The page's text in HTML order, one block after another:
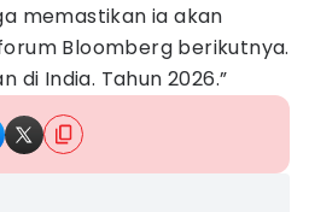
memastikan ia akan
Bloomberg berikutnya.
di India. Tahun 2026.”